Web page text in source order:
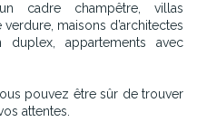
cadre champêtre, villas
maisons d’architectes
duplex, appartements avec
pouvez être sûr de trouver
attentes.